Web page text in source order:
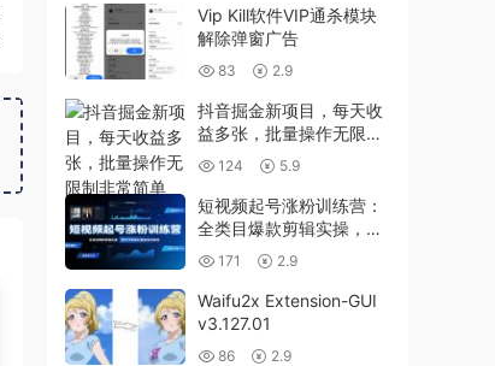
Vip Kill软件VIP通杀模块
解除弹窗广告
83 2.9
抖音掘金新项目，每天收
益多张，批量操作无限制
非常简单
124 5.9
短视频起号涨粉训练营：
全类目爆款剪辑实操，账
号节奏规划复盘落地教程
171 2.9
Waifu2x Extension-GUI
v3.127.01
86 2.9